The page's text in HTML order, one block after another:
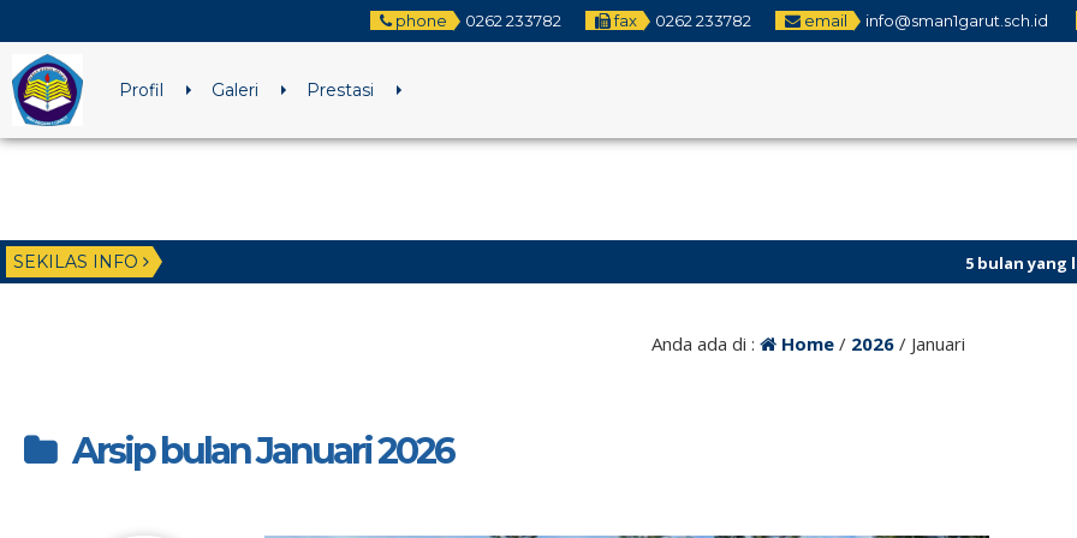
phone 0262 233782 fax 0262 233782 email info@sman1garut.sch.id
Profil Galeri Prestasi
SEKILAS INFO 5 bulan yang lalu/ Penilaian
Anda ada di : Home/ 2026/ Januari
Arsip bulan Januari 2026